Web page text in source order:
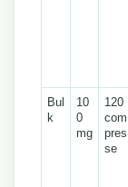
Bul
k
10
0
mg
120
com
pres
se